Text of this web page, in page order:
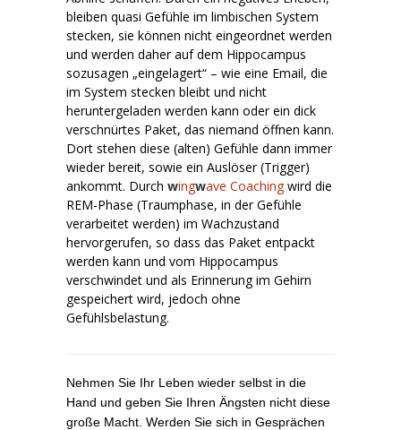
bleiben quasi Gefühle im limbischen System
stecken, sie können nicht eingeordnet werden
und werden daher auf dem Hippocampus
sozusagen „eingelagert“ – wie eine Email, die
im System stecken bleibt und nicht
heruntergeladen werden kann oder ein dick
verschnürtes Paket, das niemand öffnen kann.
Dort stehen diese (alten) Gefühle dann immer
wieder bereit, sowie ein Auslöser (Trigger)
ankommt. Durch wingwave Coaching wird die
REM-Phase (Traumphase, in der Gefühle
verarbeitet werden) im Wachzustand
hervorgerufen, so dass das Paket entpackt
werden kann und vom Hippocampus
verschwindet und als Erinnerung im Gehirn
gespeichert wird, jedoch ohne
Gefühlsbelastung.
Nehmen Sie Ihr Leben wieder selbst in die
Hand und geben Sie Ihren Ängsten nicht diese
große Macht. Werden Sie sich in Gesprächen